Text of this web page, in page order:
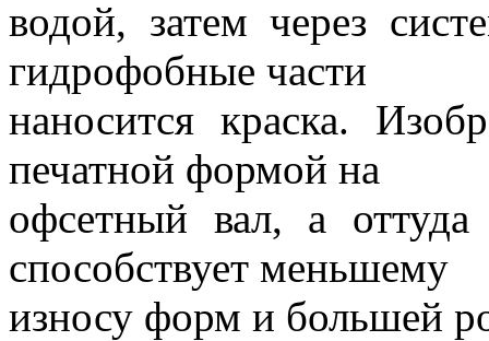
водой, затем через
гидрофобные части
наносится краска.
печатной формой на
офсетный вал, а
способствует меньшему
износу форм и большей